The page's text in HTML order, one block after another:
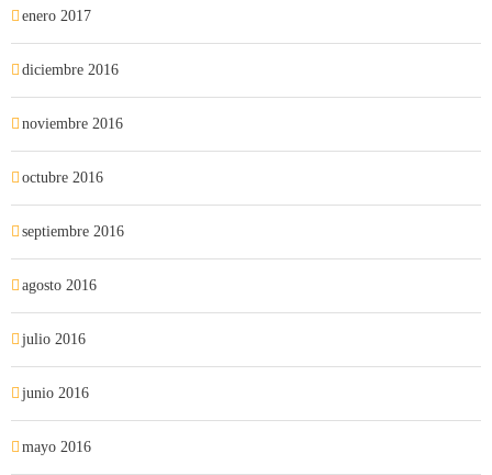
enero 2017
diciembre 2016
noviembre 2016
octubre 2016
septiembre 2016
agosto 2016
julio 2016
junio 2016
mayo 2016